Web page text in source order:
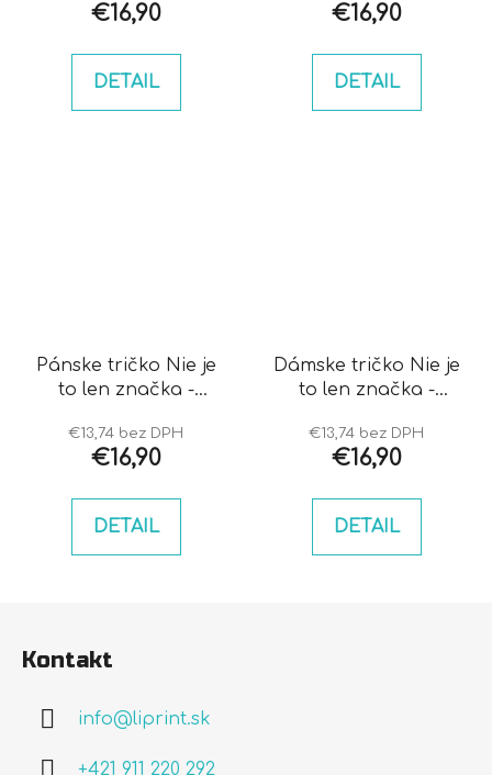
€16,90
DETAIL
€16,90
DETAIL
Pánske tričko Nie je
to len značka -
€13,74 bez DPH
€16,90
DETAIL
Dámske tričko Nie je
to len značka -
€13,74 bez DPH
€16,90
DETAIL
Kontakt
info@liprint.sk
+421 911 220 292